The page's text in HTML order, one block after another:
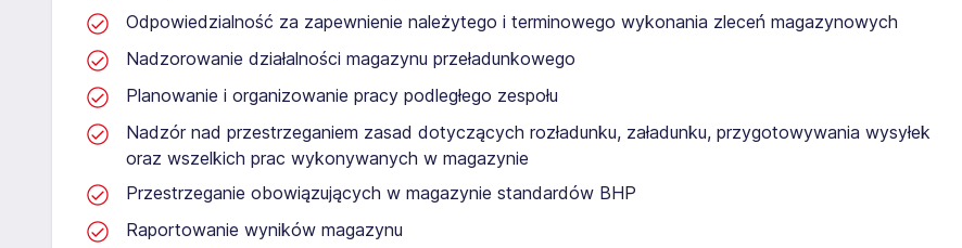
Odpowiedzialność za zapewnienie należytego i terminowego wykonania zleceń magazynowych
Nadzorowanie działalności magazynu przeładunkowego
Planowanie i organizowanie pracy podległego zespołu
Nadzór nad przestrzeganiem zasad dotyczących rozładunku, załadunku, przygotowywania wysyłek
oraz wszelkich prac wykonywanych w magazynie
Przestrzeganie obowiązujących w magazynie standardów BHP
Raportowanie wyników magazynu